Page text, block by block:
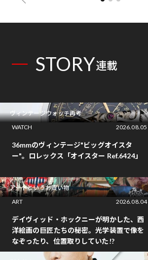
STORY連載
ヴィンテージウォッチ再考
WATCH
2026.08.05
36mmのヴィンテージ"ビッグオイスタ
ー"。ロレックス「オイスター Ref.6424」
アートというお買い物
ART
2026.08.04
デイヴィッド・ホックニーが明かした、西
洋絵画の巨匠たちの秘密。光学装置で像を
なぞったり、位置取りしていた!?